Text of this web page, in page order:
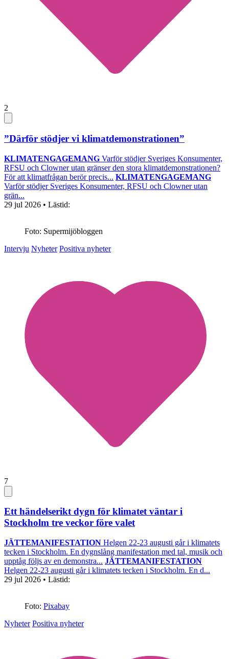
2
”Därför stödjer vi klimatdemonstrationen”
KLIMATENGAGEMANG Varför stödjer Sveriges Konsumenter,
RFSU och Clowner utan gränser den stora klimatdemonstrationen?
För att klimatfrågan berör precis... KLIMATENGAGEMANG
Varför stödjer Sveriges Konsumenter, RFSU och Clowner utan
grän...
29 jul 2026 • Lästid:
Foto: Supermijöbloggen
Intervju Nyheter Positiva nyheter
7
Ett händelserikt dygn för klimatet väntar i
Stockholm tre veckor före valet
JÄTTEMANIFESTATION Helgen 22-23 augusti går i klimatets
tecken i Stockholm. En dygnslång manifestation med tal, musik och
upptåg följs av en demonstra... JÄTTEMANIFESTATION
Helgen 22-23 augusti går i klimatets tecken i Stockholm. En d...
29 jul 2026 • Lästid:
Foto: Pixabay
Nyheter Positiva nyheter